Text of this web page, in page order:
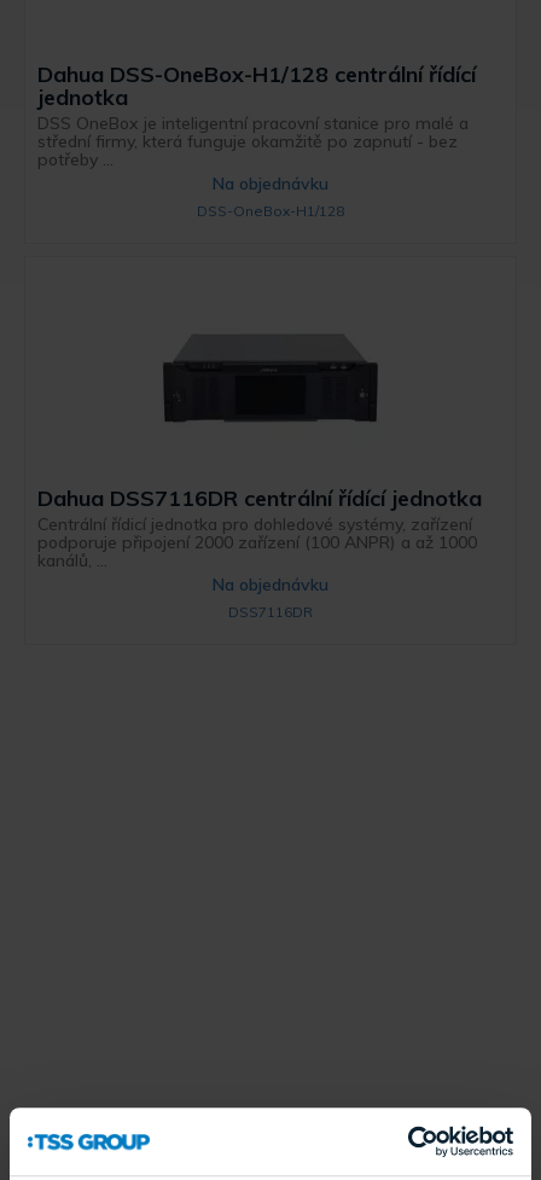
Dahua DSS-OneBox-H1/128 centrální řídící
jednotka
DSS OneBox je inteligentní pracovní stanice pro malé a
střední firmy, která funguje okamžitě po zapnutí - bez
potřeby ...
Na objednávku
DSS-OneBox-H1/128
Dahua DSS7116DR centrální řídící jednotka
Centrální řídicí jednotka pro dohledové systémy, zařízení
podporuje připojení 2000 zařízení (100 ANPR) a až 1000
kanálů, ...
Na objednávku
DSS7116DR